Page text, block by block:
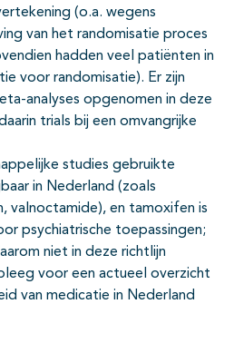
(o.a. wegens
van het randomisatie proces
hadden veel patiënten in
voor randomisatie). Er zijn
analyses opgenomen in deze
trials bij een omvangrijke
studies gebruikte
in Nederland (zoals
valnoctamide), en tamoxifen is
psychiatrische toepassingen;
niet in deze richtlijn
voor een actueel overzicht
van medicatie in Nederland